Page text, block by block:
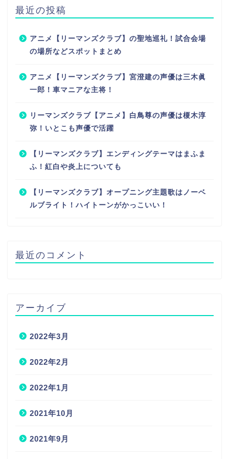
最近の投稿
アニメ【リーマンズクラブ】の聖地巡礼！試合会場
の場所などスポットまとめ
アニメ【リーマンズクラブ】宮澄建の声優は三木眞
一郎！車マニアな主将！
リーマンズクラブ【アニメ】白鳥尊の声優は榎木淳
弥！いとこも声優で活躍
【リーマンズクラブ】エンディングテーマはまふま
ふ！紅白や炎上についても
【リーマンズクラブ】オープニング主題歌はノーベ
ルブライト！ハイトーンがかっこいい！
最近のコメント
アーカイブ
2022年3月
2022年2月
2022年1月
2021年10月
2021年9月